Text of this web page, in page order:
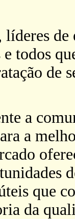
líderes
todos
de
a
a
que
da